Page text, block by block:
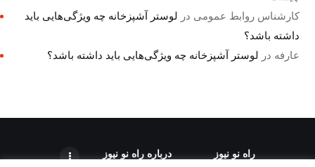
کارشناس روابط عمومی در لوستر آشپزخانه چه ویژگی‌هایی باید
داشته باشد؟
عارفه در لوستر آشپزخانه چه ویژگی‌هایی باید داشته باشد؟
راه نو نیوز درباره راه‌ نو نیوز